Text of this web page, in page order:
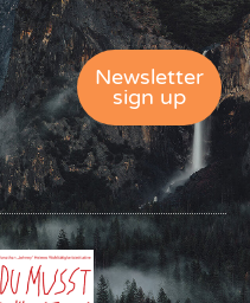
Newsletter
sign up